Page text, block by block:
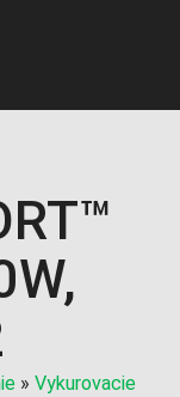
» Vykurovacie